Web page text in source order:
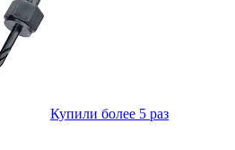
Купили более 5 раз